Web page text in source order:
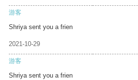
游客
Shriya sent you a frien
2021-10-29
游客
Shriya sent you a frien